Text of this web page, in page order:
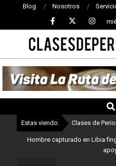
Blog Nosotros
CLASES
DE
Estas viendo: Clases de
Hombre capturado en Libia